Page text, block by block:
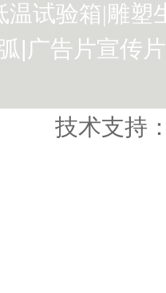
温试验箱|雕塑
| 广告片宣传片
技术支持